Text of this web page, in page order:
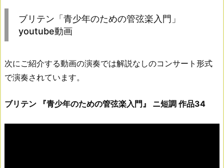
ブリテン「青少年のための管弦楽入門」
youtube動画
次にご紹介する動画の演奏では解説なしのコンサート形式
で演奏されています。
ブリテン 『青少年のための管弦楽入門』 ニ短調 作品34